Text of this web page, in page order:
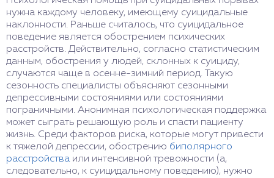
нужна каждому человеку, имеющему суицидальные
наклонности. Раньше считалось, что суицидальное
поведение является обострением психических
расстройств. Действительно, согласно статистическим
данным, обострения у людей, склонных к суициду,
случаются чаще в осенне-зимний период. Такую
сезонность специалисты объясняют сезонными
депрессивными состояниями или состояниями
пограничными. Анонимная психологическая поддержка
может сыграть решающую роль и спасти пациенту
жизнь. Среди факторов риска, которые могут привести
к тяжелой депрессии, обострению биполярного
расстройстваили интенсивной тревожности (а,
следовательно, к суицидальному поведению), нужно